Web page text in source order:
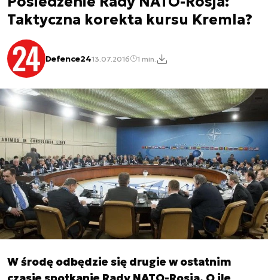
Taktyczna korekta kursu Kremla?
Defence2413.07.2016 1 min.
W środę odbędzie się drugie w ostatnim